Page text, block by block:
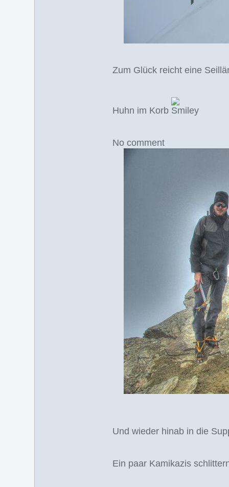
Zum Glück reicht eine
Huhn im Korb
No comment
Und wieder hinab in die
Ein paar Kamikazis